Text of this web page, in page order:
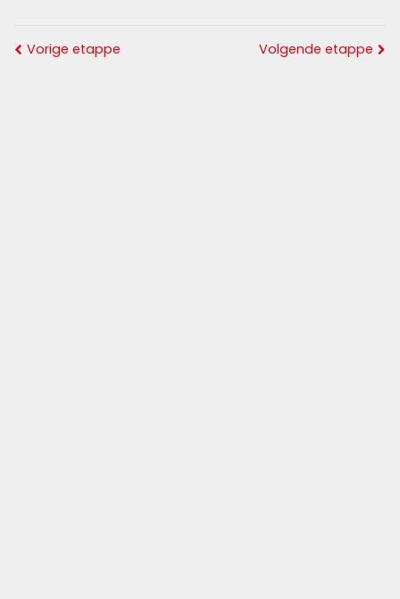
Vorige etappe Volgende etappe